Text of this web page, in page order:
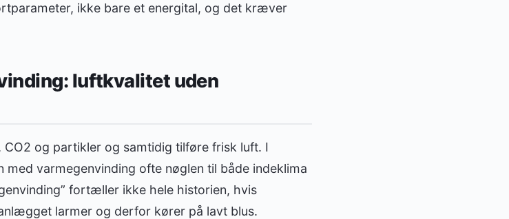
ikke bare et energital, og det kræver
luftkvalitet uden
og partikler og samtidig tilføre frisk luft. I
med varmegenvinding ofte nøglen til både indeklima
fortæller ikke hele historien, hvis
larmer og derfor kører på lavt blus.